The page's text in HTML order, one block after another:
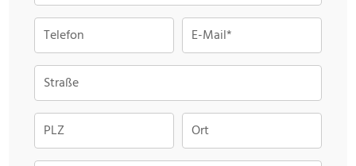
Telefon E-Mail*
Straße
PLZ Ort